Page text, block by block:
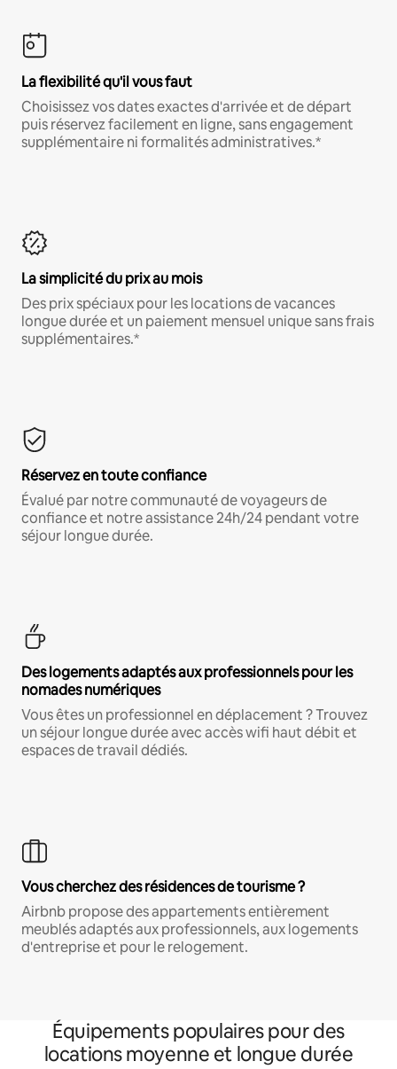
La flexibilité qu'il vous faut
Choisissez vos dates exactes d'arrivée et de départ
puis réservez facilement en ligne, sans engagement
supplémentaire ni formalités administratives.*
La simplicité du prix au mois
Des prix spéciaux pour les locations de vacances
longue durée et un paiement mensuel unique sans frais
supplémentaires.*
Réservez en toute confiance
Évalué par notre communauté de voyageurs de
confiance et notre assistance 24h/24 pendant votre
séjour longue durée.
Des logements adaptés aux professionnels pour les
nomades numériques
Vous êtes un professionnel en déplacement ? Trouvez
un séjour longue durée avec accès wifi haut débit et
espaces de travail dédiés.
Vous cherchez des résidences de tourisme ?
Airbnb propose des appartements entièrement
meublés adaptés aux professionnels, aux logements
d'entreprise et pour le relogement.
Équipements populaires pour des
locations moyenne et longue durée